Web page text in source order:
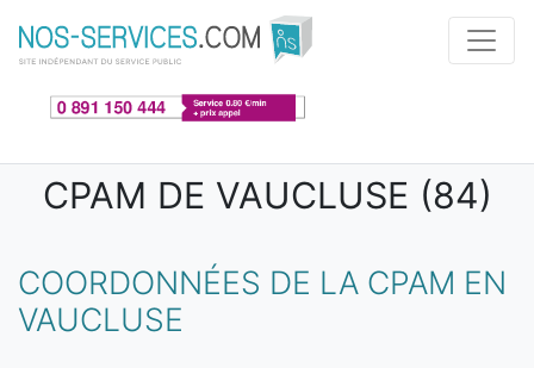
Aller au contenu principal
CPAM DE VAUCLUSE (84)
COORDONNÉES DE LA CPAM EN
VAUCLUSE